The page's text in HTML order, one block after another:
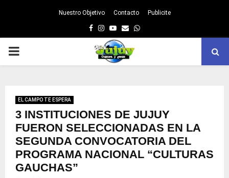
Nuestro Objetivo Contacto Publicite
Facebook
Instagram
Youtube
EmailWhatsapp
PRIMARY
EL CAMPO TE ESPERA
3 INSTITUCIONES DE JUJUY
FUERON SELECCIONADAS EN LA
SEGUNDA CONVOCATORIA DEL
PROGRAMA NACIONAL “CULTURAS
GAUCHAS”